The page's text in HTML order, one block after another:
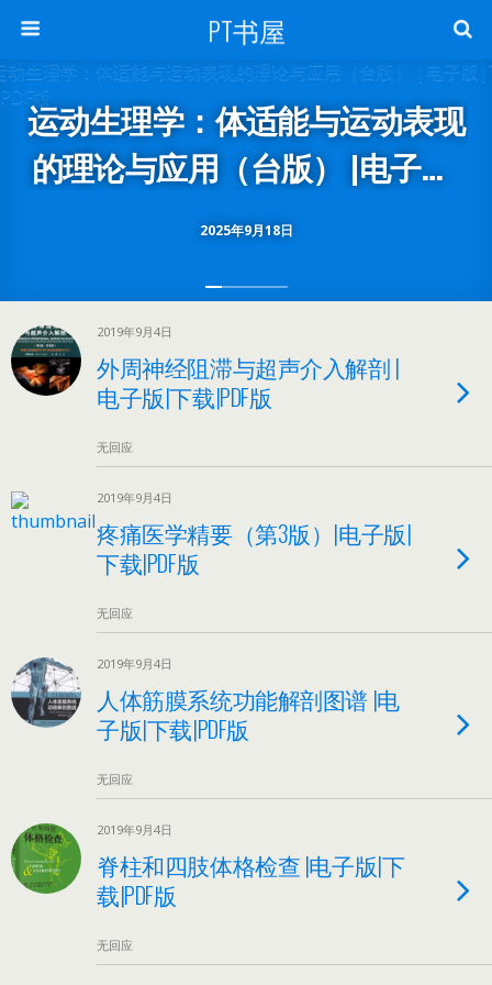
PT书屋
2025年9月18日
运动生理学：体适能与运动表现
的理论与应用（台版） |电子版|
下载|PDF版
2019年9月4日
外周神经阻滞与超声介入解剖 |
电子版|下载|PDF版
无回应
2019年9月4日
疼痛医学精要（第3版）|电子版|
下载|PDF版
无回应
2019年9月4日
人体筋膜系统功能解剖图谱 |电
子版|下载|PDF版
无回应
2019年9月4日
脊柱和四肢体格检查 |电子版|下
载|PDF版
无回应